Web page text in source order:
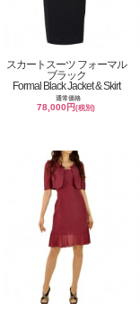
スカートスーツ フォーマル
ブラック
Formal Black Jacket & Skirt
通常価格
78,000円(税別)